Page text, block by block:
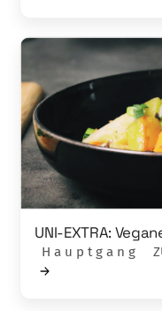
UNI-EXTRA:
H a u p t g a n g